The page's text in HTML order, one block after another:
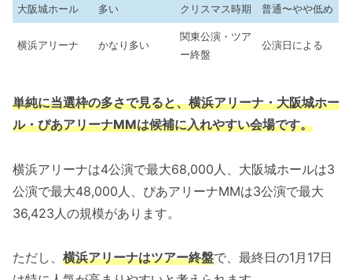
大阪城ホール 多い クリスマス時期 普通〜やや低め
横浜アリーナ かなり多い
関東公演・ツア
ー終盤
公演日による
単純に当選枠の多さで見ると、横浜アリーナ・大阪城ホー
ル・ぴあアリーナMMは候補に入れやすい会場です。
横浜アリーナは4公演で最大68,000人、大阪城ホールは3
公演で最大48,000人、ぴあアリーナMMは3公演で最大
36,423人の規模があります。
ただし、 横浜アリーナはツアー終盤で、最終日の1月17日